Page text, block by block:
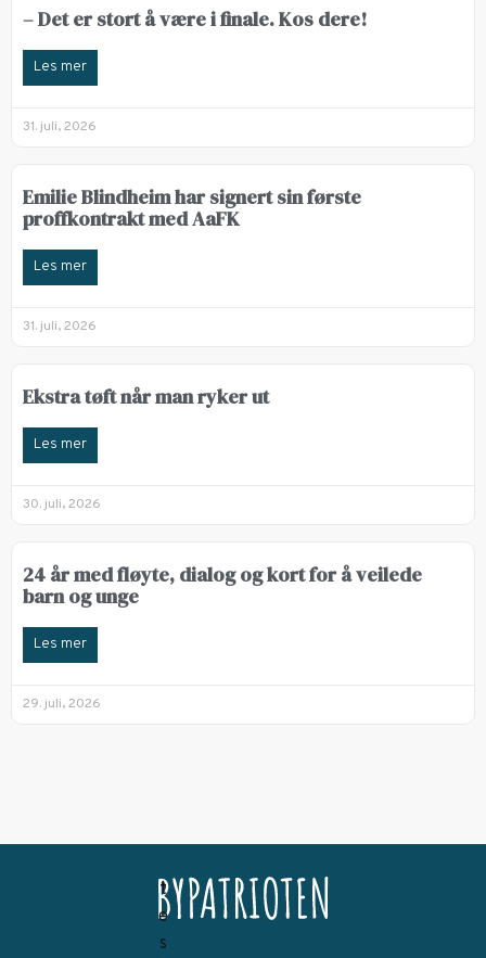
– Det er stort å være i finale. Kos dere!
Les mer
31. juli, 2026
Emilie Blindheim har signert sin første
proffkontrakt med AaFK
Les mer
31. juli, 2026
Ekstra tøft når man ryker ut
Les mer
30. juli, 2026
24 år med fløyte, dialog og kort for å veilede
barn og unge
Les mer
29. juli, 2026